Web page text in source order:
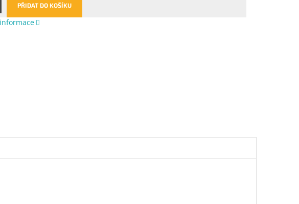
PŘIDAT DO KOŠÍKU